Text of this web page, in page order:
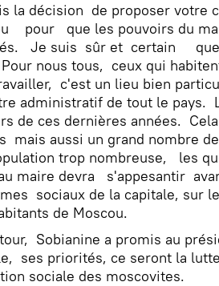
la décision de proposer votre
pour que les pouvoirs du
Je suis sûr et certain que
nous tous, ceux qui
c'est un lieu bien
administratif de tout le pays.
de ces dernières années.
mais aussi un grand nombre
trop nombreuse, les
maire devra s'appesantir
sociaux de la capitale, sur
de Moscou.
Sobianine a promis au
ses priorités, ce seront la
sociale des moscovites.